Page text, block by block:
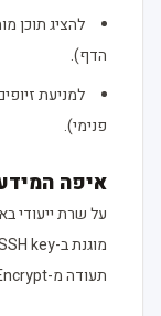
להציג תוכן
הדף).
פנימי).
איפה המידע
תעודה מ-Let's Encrypt.